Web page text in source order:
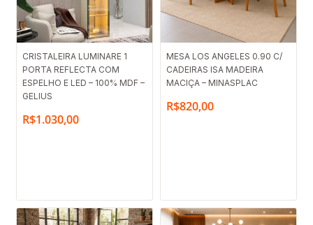
CRISTALEIRA LUMINARE 1
PORTA REFLECTA COM
ESPELHO E LED – 100% MDF –
GELIUS
R$1.030,00
MESA LOS ANGELES 0.90 C/
CADEIRAS ISA MADEIRA
MACIÇA – MINASPLAC
R$820,00